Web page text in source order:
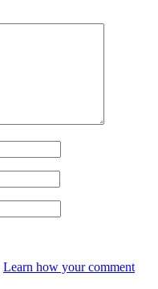
Learn how your comment